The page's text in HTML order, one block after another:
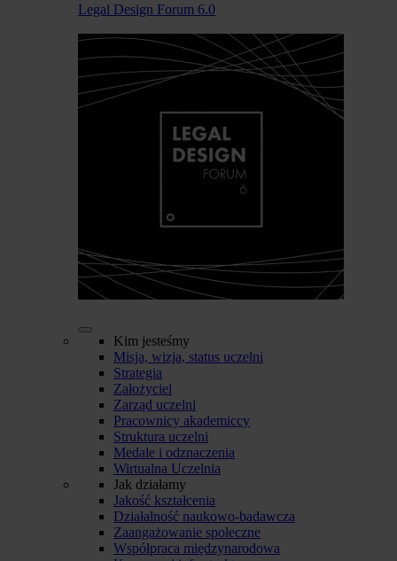
Legal Design Forum 6.0
Kim jesteśmy
Misja, wizja, status uczelni
Strategia
Założyciel
Zarząd uczelni
Pracownicy akademiccy
Struktura uczelni
Medale i odznaczenia
Wirtualna Uczelnia
Jak działamy
Jakość kształcenia
Działalność naukowo-badawcza
Zaangażowanie społeczne
Współpraca międzynarodowa